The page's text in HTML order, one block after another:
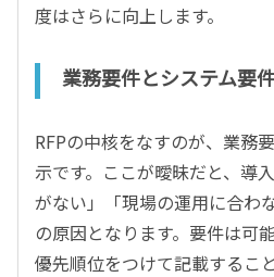
度はさらに向上します。
業務要件とシステム要
RFPの中核をなすのが、業務
示です。ここが曖昧だと、導
がない」「現場の運用に合わ
の原因となります。要件は可
優先順位をつけて記載するこ